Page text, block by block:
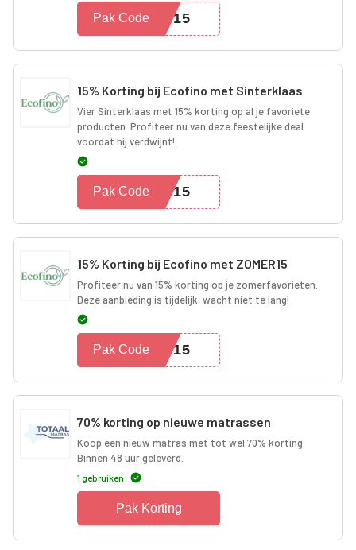
ST15
Pak Code
15% Korting bij Ecofino met Sinterklaas
Vier Sinterklaas met 15% korting op al je favoriete
producten. Profiteer nu van deze feestelijke deal
voordat hij verdwijnt!
NT15
Pak Code
15% Korting bij Ecofino met ZOMER15
Profiteer nu van 15% korting op je zomerfavorieten.
Deze aanbieding is tijdelijk, wacht niet te lang!
ER15
Pak Code
70% korting op nieuwe matrassen
Koop een nieuw matras met tot wel 70% korting.
Binnen 48 uur geleverd.
1 gebruiken
Pak Korting